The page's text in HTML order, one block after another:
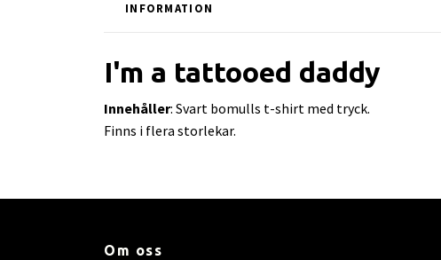
INFORMATION
I'm a tattooed daddy
Innehåller: Svart bomulls t-shirt med tryck.
Finns i flera storlekar.
Om oss